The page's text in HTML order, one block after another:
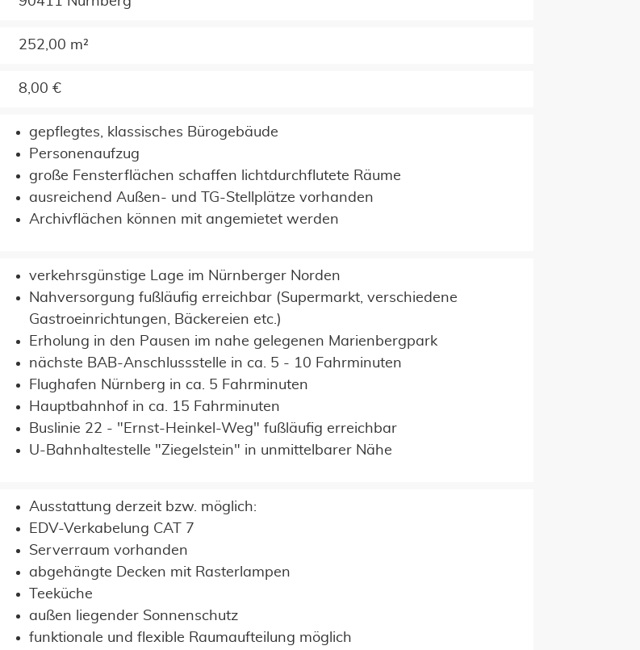
252,00 m²
8,00 €
gepflegtes, klassisches Bürogebäude
Personenaufzug
große Fensterflächen schaffen lichtdurchflutete Räume
ausreichend Außen- und TG-Stellplätze vorhanden
Archivflächen können mit angemietet werden
verkehrsgünstige Lage im Nürnberger Norden
Nahversorgung fußläufig erreichbar (Supermarkt, verschiedene
Gastroeinrichtungen, Bäckereien etc.)
Erholung in den Pausen im nahe gelegenen Marienbergpark
nächste BAB-Anschlussstelle in ca. 5 - 10 Fahrminuten
Flughafen Nürnberg in ca. 5 Fahrminuten
Hauptbahnhof in ca. 15 Fahrminuten
Buslinie 22 - "Ernst-Heinkel-Weg" fußläufig erreichbar
U-Bahnhaltestelle "Ziegelstein" in unmittelbarer Nähe
Ausstattung derzeit bzw. möglich:
EDV-Verkabelung CAT 7
Serverraum vorhanden
abgehängte Decken mit Rasterlampen
Teeküche
außen liegender Sonnenschutz
funktionale und flexible Raumaufteilung möglich